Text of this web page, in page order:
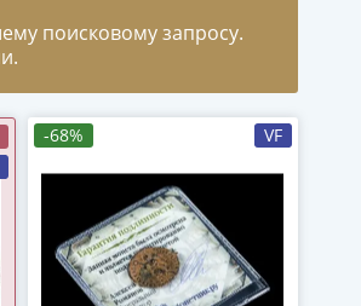
поисковому запросу.
-68% VF